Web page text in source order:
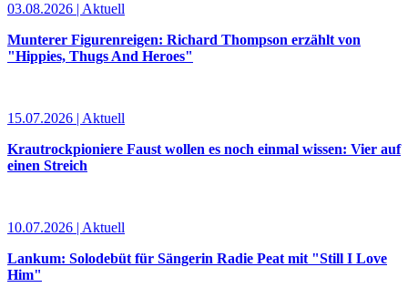
03.08.2026 | Aktuell
Munterer Figurenreigen: Richard Thompson erzählt von
"Hippies, Thugs And Heroes"
15.07.2026 | Aktuell
Krautrockpioniere Faust wollen es noch einmal wissen: Vier auf
einen Streich
10.07.2026 | Aktuell
Lankum: Solodebüt für Sängerin Radie Peat mit "Still I Love
Him"